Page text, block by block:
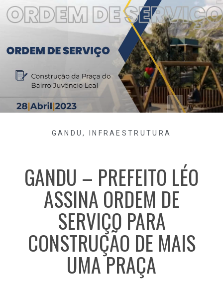
GANDU, INFRAESTRUTURA
GANDU – PREFEITO LÉO
ASSINA ORDEM DE
SERVIÇO PARA
CONSTRUÇÃO DE MAIS
UMA PRAÇA